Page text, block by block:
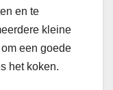
en te
kleine
een ​​goede
het koken.